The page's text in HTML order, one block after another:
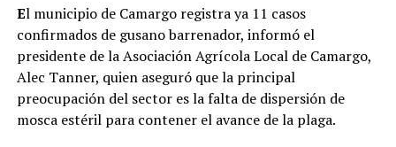
El municipio de Camargo registra ya 11 casos
confirmados de gusano barrenador, informó el
presidente de la Asociación Agrícola Local de Camargo,
Alec Tanner, quien aseguró que la principal
preocupación del sector es la falta de dispersión de
mosca estéril para contener el avance de la plaga.